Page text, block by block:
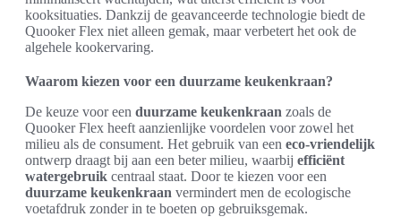
kooksituaties. Dankzij de geavanceerde technologie biedt de
Quooker Flex niet alleen gemak, maar verbetert het ook de
algehele kookervaring.
Waarom kiezen voor een duurzame keukenkraan?
De keuze voor een duurzame keukenkraan zoals de
Quooker Flex heeft aanzienlijke voordelen voor zowel het
milieu als de consument. Het gebruik van een eco-vriendelijk
ontwerp draagt bij aan een beter milieu, waarbij efficiënt
watergebruik centraal staat. Door te kiezen voor een
duurzame keukenkraan vermindert men de ecologische
voetafdruk zonder in te boeten op gebruiksgemak.